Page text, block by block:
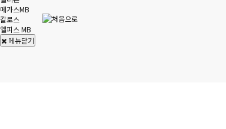
메가스MB
칼로스
엘피스 MB
메뉴닫기